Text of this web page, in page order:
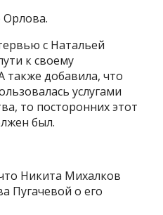
Орлова.
с Натальей
к своему
также добавила, что
услугами
то посторонних этот
был.
Никита Михалков
Пугачевой о его